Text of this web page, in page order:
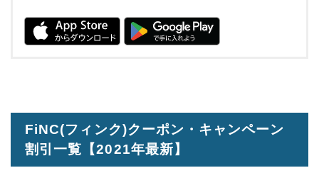
FiNC(フィンク)クーポン・キャンペーン
割引一覧【2021年最新】